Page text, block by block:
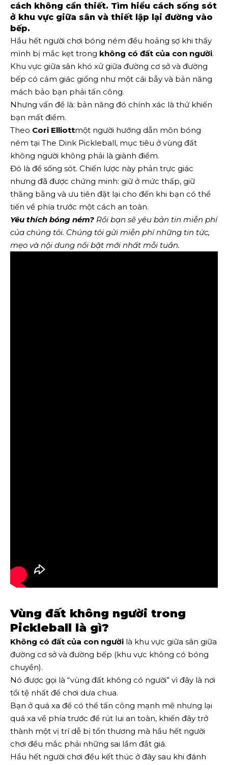
cách không cần thiết. Tìm hiểu cách sống sót
ở khu vực giữa sân và thiết lập lại đường vào
bếp.
Hầu hết người chơi bóng ném đều hoảng sợ khi thấy
mình bị mắc kẹt trong không có đất của con người.
Khu vực giữa sân khó xử giữa đường cơ sở và đường
bếp có cảm giác giống như một cái bẫy và bản năng
mách bảo bạn phải tấn công.
Nhưng vấn đề là: bản năng đó chính xác là thứ khiến
bạn mất điểm.
Theo Cori Elliottmột người hướng dẫn môn bóng
ném tại The Dink Pickleball, mục tiêu ở vùng đất
không người không phải là giành điểm.
Đó là để sống sót. Chiến lược này phản trực giác
nhưng đã được chứng minh: giữ ở mức thấp, giữ
thăng bằng và ưu tiên đặt lại cho đến khi bạn có thể
tiến về phía trước một cách an toàn.
Yêu thích bóng ném? Rồi bạn sẽ yêu bản tin miễn phí
của chúng tôi. Chúng tôi gửi miễn phí những tin tức,
mẹo và nội dung nổi bật mới nhất mỗi tuần.
Vùng đất không người trong
Pickleball là gì?
Không có đất của con người là khu vực giữa sân giữa
đường cơ sở và đường bếp (khu vực không có bóng
chuyền).
Nó được gọi là “vùng đất không có người” vì đây là nơi
tồi tệ nhất để chơi dưa chua.
Bạn ở quá xa để có thể tấn công mạnh mẽ nhưng lại
quá xa về phía trước để rút lui an toàn, khiến đây trở
thành một vị trí dễ bị tổn thương mà hầu hết người
chơi đều mắc phải những sai lầm đắt giá.
Hầu hết người chơi đều kết thúc ở đây sau khi đánh